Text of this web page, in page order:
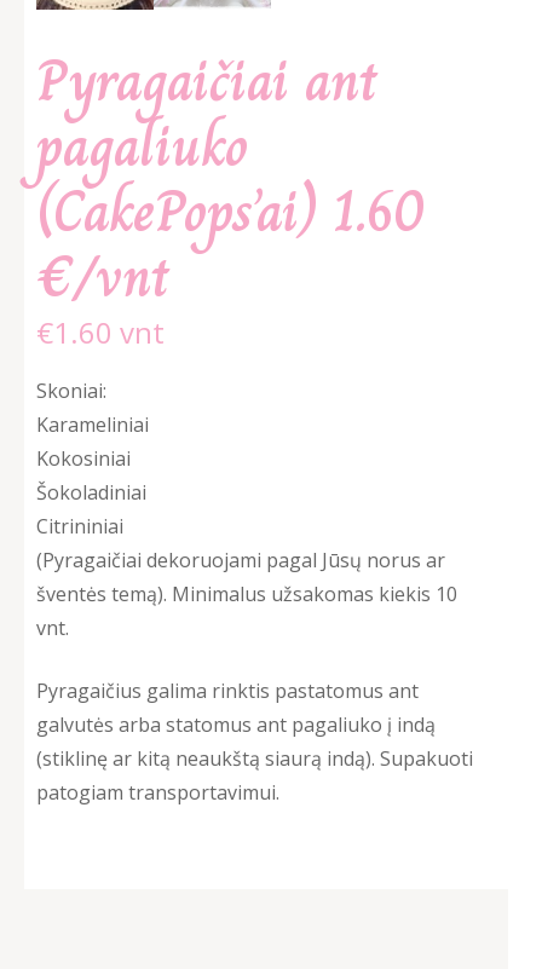
Pyragaičiai ant
pagaliuko
(CakePops’ai) 1.60
€/vnt
€1.60
Skoniai:
Karameliniai
Kokosiniai
Šokoladiniai
Citrininiai
(Pyragaičiai dekoruojami pagal Jūsų norus ar
šventės temą). Minimalus užsakomas kiekis 10
vnt.
Pyragaičius galima rinktis pastatomus ant
galvutės arba statomus ant pagaliuko į indą
(stiklinę ar kitą neaukštą siaurą indą). Supakuoti
patogiam transportavimui.